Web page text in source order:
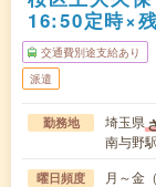
16:50定時×
交通費別途支給あり
派遣
勤務地 埼玉県
南与野
曜日頻度 月～金